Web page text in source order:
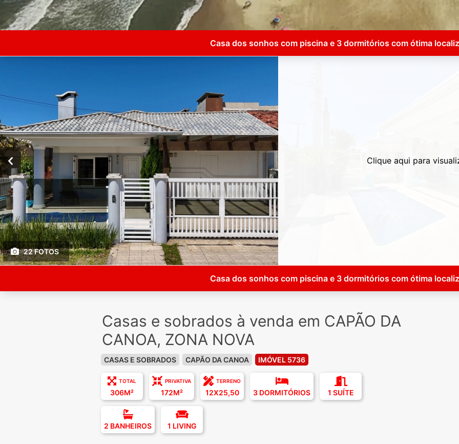
Casa dos sonhos com piscina e 3 dormitórios com ótima
22 FOTOS
Clique aqui para
Casa dos sonhos com piscina e 3 dormitórios com ótima
Casas e sobrados à venda em CAPÃO DA
CANOA, ZONA NOVA
CASAS E SOBRADOS CAPÃO DA CANOA IMÓVEL 5736
TOTAL
306M²
PRIVATIVA
172M²
TERRENO
12X25,50 3 DORMITÓRIOS 1 SUÍTE
2 BANHEIROS 1 LIVING